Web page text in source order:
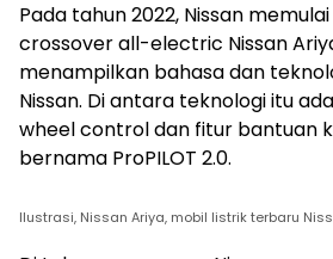
Pada tahun 2022, Nissan
crossover all-electric Nissan
menampilkan bahasa dan
Nissan. Di antara teknologi itu
wheel control dan fitur bantuan
bernama ProPILOT 2.0.
Ilustrasi, Nissan Ariya, mobil listrik terbaru